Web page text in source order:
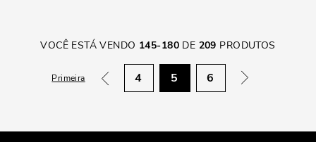
VOCÊ ESTÁ VENDO 145-180 DE 209 PRODUTOS
Primeira 4 5 6